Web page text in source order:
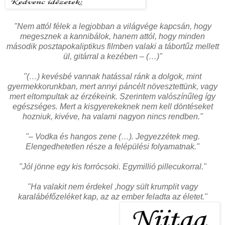
"Nem attól félek a legjobban a világvége kapcsán, hogy
megesznek a kannibálok, hanem attól, hogy minden
második posztapokaliptikus filmben valaki a tábortűz mellett
ül, gitárral a kezében – (…)"
"(…) kevésbé vannak hatással ránk a dolgok, mint
gyermekkorunkban, mert annyi páncélt növesztettünk, vagy
mert eltompultak az érzékeink. Szerintem valószínűleg így
egészséges. Mert a kisgyerekeknek nem kell döntéseket
hozniuk, kivéve, ha valami nagyon nincs rendben."
"– Vodka és hangos zene (…). Jegyezzétek meg.
Elengedhetetlen része a felépülési folyamatnak."
"Jól jönne egy kis forrócsoki. Egymillió pillecukorral."
"Ha valakit nem érdekel ,hogy sült krumplit vagy
karalábéfőzeléket kap, az az ember feladta az életet."